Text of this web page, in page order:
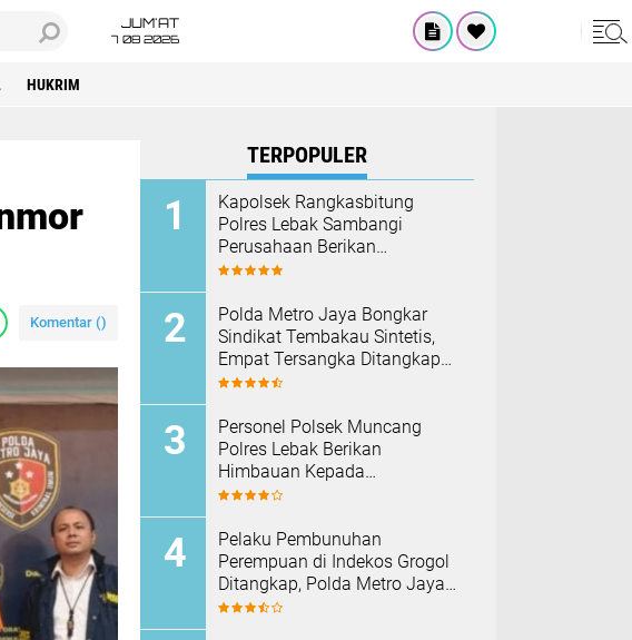
JUM'AT
7 08 2026
HUKRIM
Komentar ()
TERPOPULER
Kapolsek Rangkasbitung
Polres Lebak Sambangi
Perusahaan Berikan
Himbauan Cegah Kebakaran
‎Polda Metro Jaya Bongkar
Sindikat Tembakau Sintetis,
Empat Tersangka Ditangkap
dan Hampir Satu Kilogram
Personel Polsek Muncang
Polres Lebak Berikan
Himbauan Kepada
Masyarakat Agar Tidak
Pelaku Pembunuhan
Perempuan di Indekos Grogol
Ditangkap, Polda Metro Jaya
Sita Palu dan Sejumlah